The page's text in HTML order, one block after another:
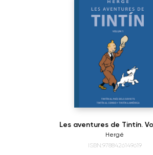
Les aventures de Tintín.
Hergé
ISBN:9788426149619